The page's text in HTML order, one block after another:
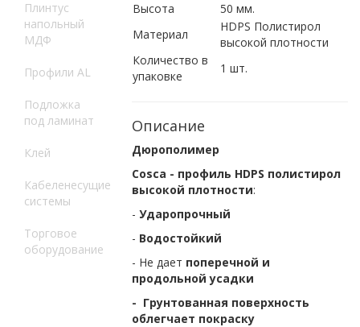
Плинтус
напольный
МДФ
Профили AL
Подложка
под ламинат
Клей
Кабеленесущие
системы
Торговое
оборудование
Высота
50 мм.
Материал
HDPS Полистирол
высокой плотности
Количество в
упаковке
1 шт.
Описание
Дюрополимер
Cosca - профиль HDPS полистирол
высокой плотности:
-Ударопрочный
- Водостойкий
- Не дает поперечной и
продольной усадки
- Грунтованная поверхность
облегчает покраску